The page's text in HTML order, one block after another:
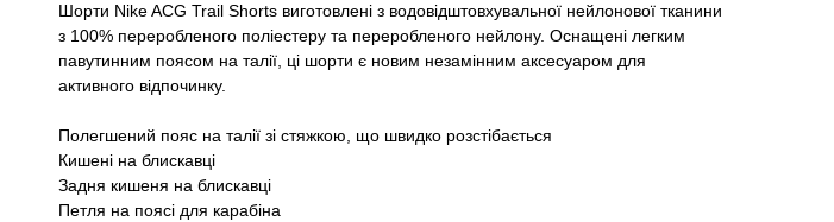
Шорти Nike ACG Trail Shorts виготовлені з водовідштовхувальної нейлонової тканини
з 100% переробленого поліестеру та переробленого нейлону. Оснащені легким
павутинним поясом на талії, ці шорти є новим незамінним аксесуаром для
активного відпочинку.
Полегшений пояс на талії зі стяжкою, що швидко розстібається
Кишені на блискавці
Задня кишеня на блискавці
Петля на поясі для карабіна